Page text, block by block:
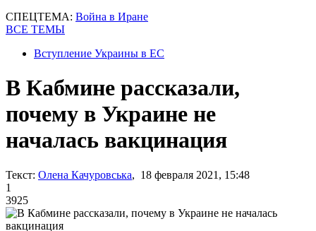
СПЕЦТЕМА: Война в Иране
ВСЕ ТЕМЫ
Вступление Украины в ЕС
В Кабмине рассказали,
почему в Украине не
началась вакцинация
Текст: Олена Качуровська, 18 февраля 2021, 15:48
1
3925